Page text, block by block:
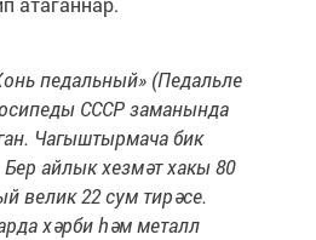
педальный» (Педальле
СССР заманында
Чагыштырмача бик
айлык хезмәт хакы 80
велик 22 сум тирәсе.
хәрби һәм металл